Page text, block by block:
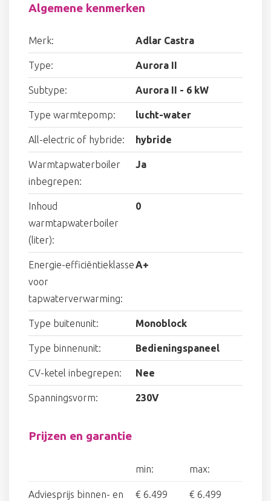
Algemene kenmerken
Merk: Adlar Castra
Type: Aurora II
Subtype: Aurora II - 6 kW
Type warmtepomp: lucht-water
All-electric of hybride: hybride
Warmtapwaterboiler
inbegrepen:
Ja
Inhoud
warmtapwaterboiler
(liter):
0
Energie-efficiëntieklasse
voor
tapwaterverwarming:
A+
Type buitenunit: Monoblock
Type binnenunit: Bedieningspaneel
CV-ketel inbegrepen: Nee
Spanningsvorm: 230V
Prijzen en garantie
min: max:
Adviesprijs binnen- en € 6.499 € 6.499